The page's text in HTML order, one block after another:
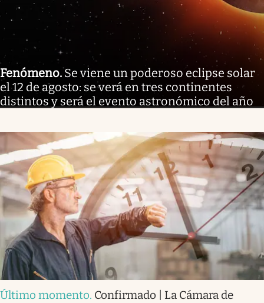
Fenómeno.Se viene un poderoso eclipse solar
el 12 de agosto: se verá en tres continentes
distintos y será el evento astronómico del año
Último momento. Confirmado | La Cámara de